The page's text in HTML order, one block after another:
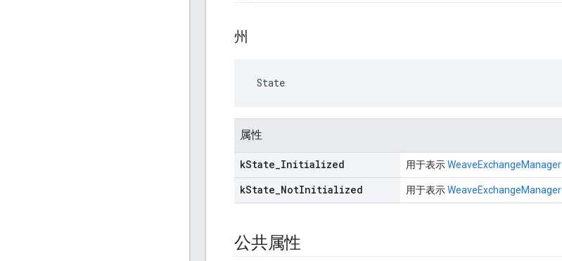
州
State
属性
kState Initialized 用于表示WeaveExchangeManager
kState NotInitialized 用于表示WeaveExchangeManager
公共属性